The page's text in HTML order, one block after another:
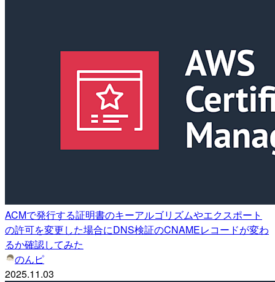
ACMで発行する証明書のキーアルゴリズムやエクスポート
の許可を変更した場合にDNS検証のCNAMEレコードが変わ
るか確認してみた
のんピ
2025.11.03